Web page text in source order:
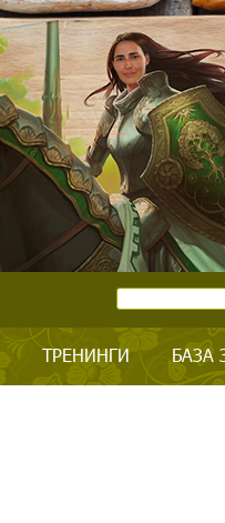
ТРЕНИНГИ БАЗА